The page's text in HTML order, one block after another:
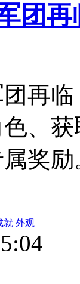
团
团再
、
奖
就 外观